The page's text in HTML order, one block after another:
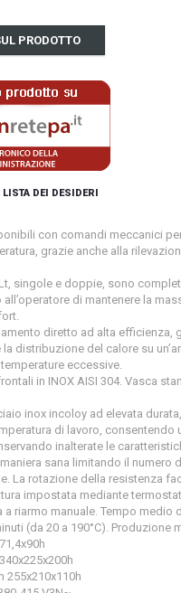
PRODOTTO
DEI DESIDERI
con comandi meccanici
grazie anche alla
singole e doppie, sono
di mantenere la
diretto ad alta efficienza,
distribuzione del calore su
eccessive.
in INOX AISI 304. Vasca
inox incoloy ad elevata
di lavoro, consentendo
inalterate le
sana limitando il numero
La rotazione della resistenza
impostata mediante
riarmo manuale. Tempo medio
(da 20 a 190°C). Produzione
255x210x110h